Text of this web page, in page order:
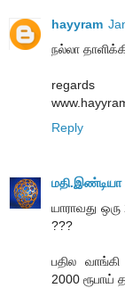
hayyram
நல்லா
regards
Reply
மதி.இண்டியா
யாராவது
???
பதில
2000 ரூபாய்